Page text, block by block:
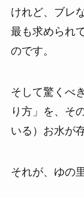
けれど、ブレ
最も求められ
のです。
そして驚くべ
り方」を、そ
いる）お水が
それが、ゆの